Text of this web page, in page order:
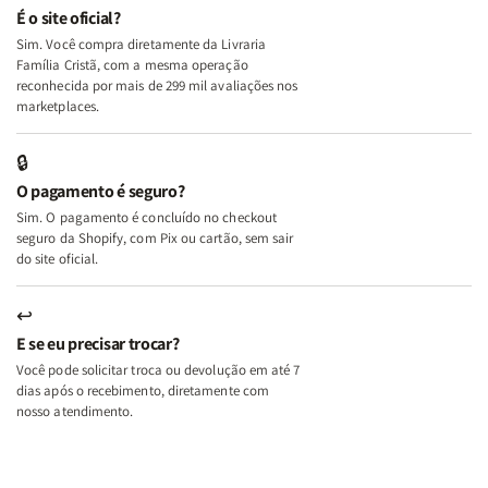
e
Deus
+
A
Mulher
Lar
+
A
Lar
É o site oficial?
Sim. Você compra diretamente da Livraria
Família Cristã, com a mesma operação
reconhecida por mais de 299 mil avaliações nos
marketplaces.
🔒
O pagamento é seguro?
Sim. O pagamento é concluído no checkout
seguro da Shopify, com Pix ou cartão, sem sair
do site oficial.
↩
E se eu precisar trocar?
Você pode solicitar troca ou devolução em até 7
dias após o recebimento, diretamente com
nosso atendimento.